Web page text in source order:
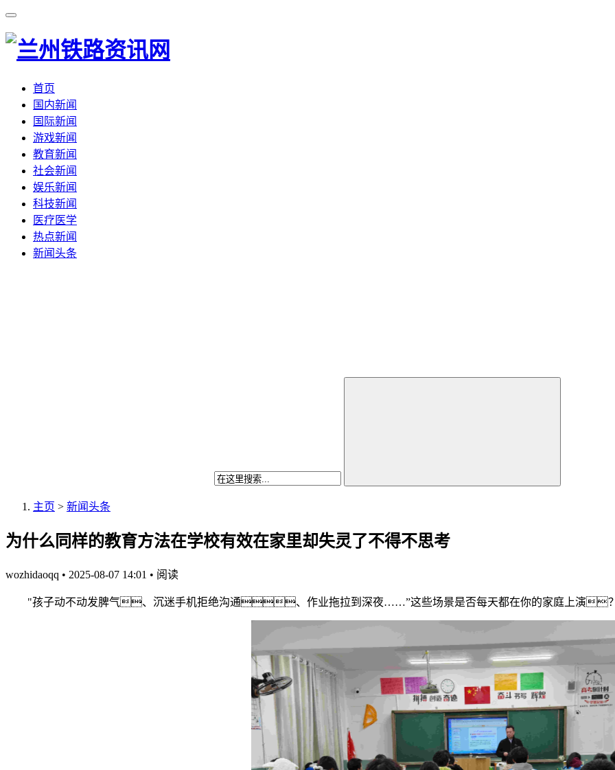
首页
国内新闻
国际新闻
游戏新闻
教育新闻
社会新闻
娱乐新闻
科技新闻
医疗医学
热点新闻
新闻头条
主页 > 新闻头条
为什么同样的教育方法在学校有效在家里却失灵了不得不思考
wozhidaoqq • 2025-08-07 14:01 • 阅读
"孩子动不动发脾气、沉迷手机拒绝沟通、作业拖拉到深夜……”这些场景是否每天都在你的家庭上演？